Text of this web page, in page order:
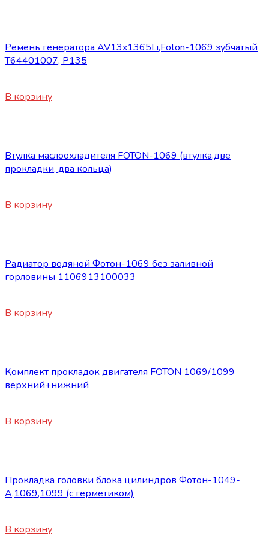
Ремень генератора AV13x1365Li,Foton-1069 зубчатый
T64401007, P135
В корзину
Втулка маслоохладителя FOTON-1069 (втулка,две
прокладки, два кольца)
В корзину
Радиатор водяной Фотон-1069 без заливной
горловины 1106913100033
В корзину
Комплект прокладок двигателя FOTON 1069/1099
верхний+нижний
В корзину
Прокладка головки блока цилиндров Фотон-1049-
А,1069,1099 (с герметиком)
В корзину